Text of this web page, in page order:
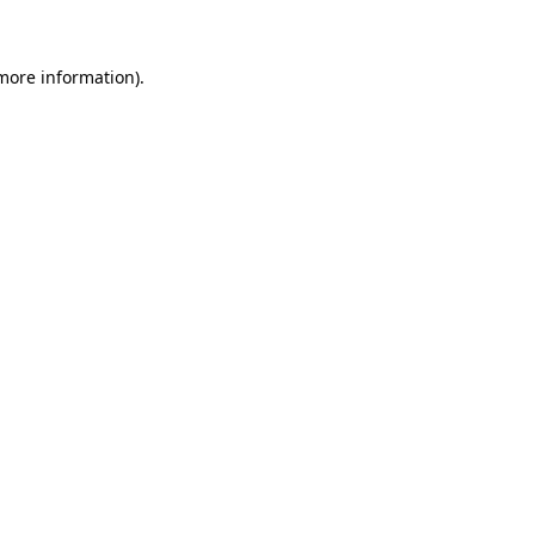
information).